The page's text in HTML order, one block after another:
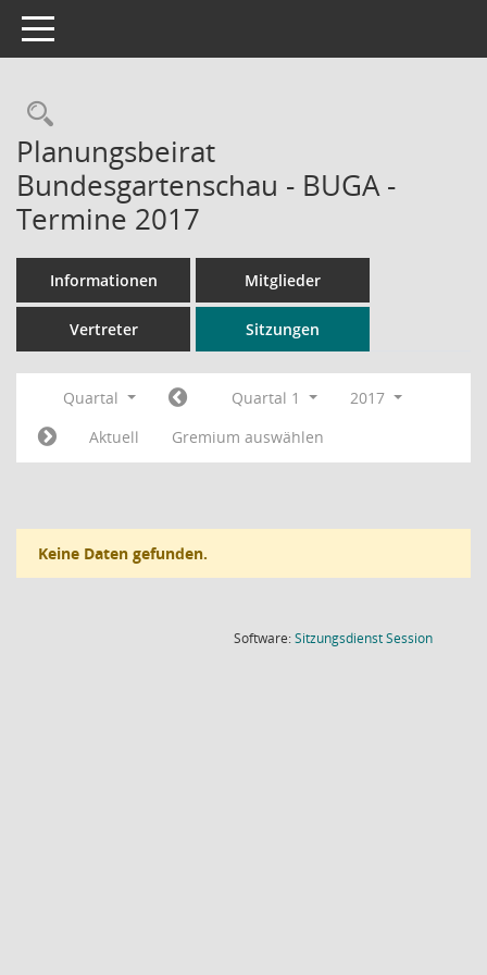
Toggle navigation
Rechercheauswahl
Planungsbeirat
Bundesgartenschau - BUGA -
Termine 2017
Informationen Mitglieder
Vertreter Sitzungen
Quartal Quartal 1
2017
Aktuell
Gremium auswählen
Keine Daten gefunden.
Software:SitzungsdienstSession(Wird in